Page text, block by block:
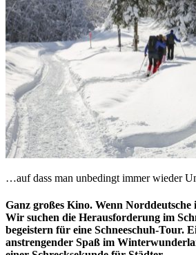
…auf dass man unbedingt immer wieder
Ganz großes Kino. Wenn
Wir suchen die Herausforderung im
begeistern für eine Schneeschuh-Tour.
anstrengender Spaß im